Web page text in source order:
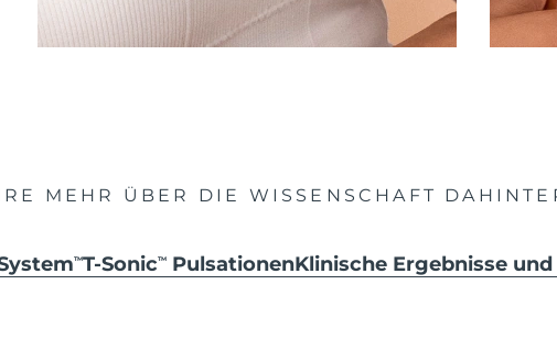
MEHR ÜBER DIE WISSENSCHAFT
TMT-SonicTMPulsationenKlinische Ergebnisse